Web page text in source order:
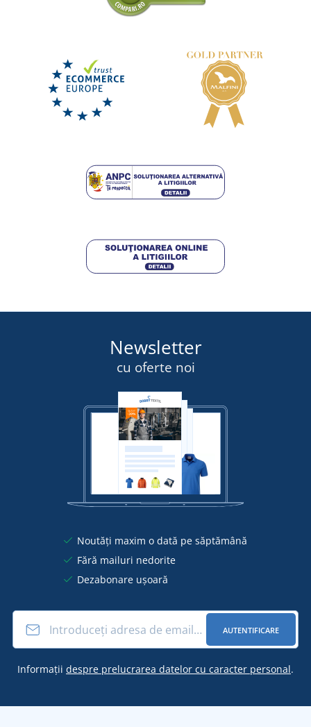
Newsletter
cu oferte noi
Noutăți maxim o dată pe săptămână
Fără mailuri nedorite
Dezabonare ușoară
AUTENTIFICARE
Informații despre prelucrarea datelor cu caracter personal.